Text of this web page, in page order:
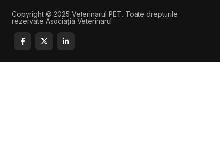
Copyright © 2025 Veterinarul PET. Toate drepturile
rezervate Asociația Veterinarul